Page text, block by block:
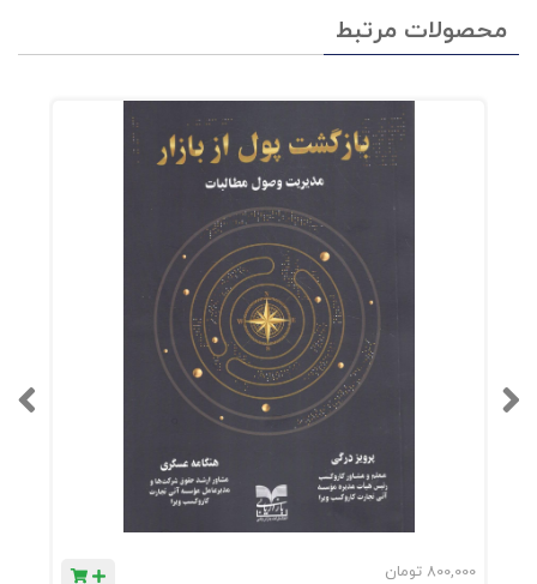
محصولات مرتبط
800,000 تومان